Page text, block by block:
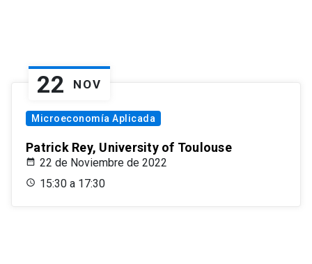
22 NOV
Microeconomía Aplicada
Patrick Rey, University of Toulouse
22 de Noviembre de 2022
15:30 a 17:30